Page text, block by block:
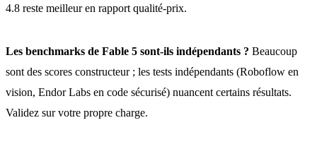
4.8 reste meilleur en rapport qualité-prix.
Les benchmarks de Fable 5 sont-ils indépendants ? Beaucoup
sont des scores constructeur ; les tests indépendants (Roboflow en
vision, Endor Labs en code sécurisé) nuancent certains résultats.
Validez sur votre propre charge.